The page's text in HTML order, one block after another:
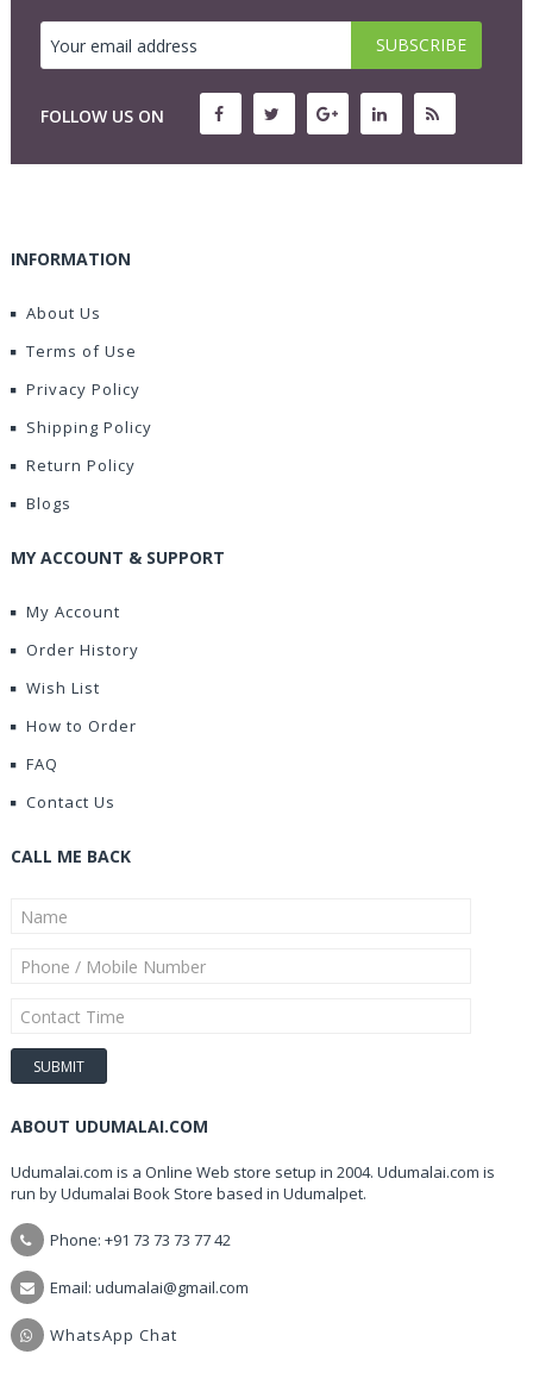
FOLLOW US ON
INFORMATION
About Us
Terms of Use
Privacy Policy
Shipping Policy
Return Policy
Blogs
MY ACCOUNT & SUPPORT
My Account
Order History
Wish List
How to Order
FAQ
Contact Us
CALL ME BACK
ABOUT UDUMALAI.COM
Udumalai.com is a Online Web store setup in 2004. Udumalai.com is
run by Udumalai Book Store based in Udumalpet.
Phone: +91 73 73 73 77 42
Email: udumalai@gmail.com
WhatsApp Chat